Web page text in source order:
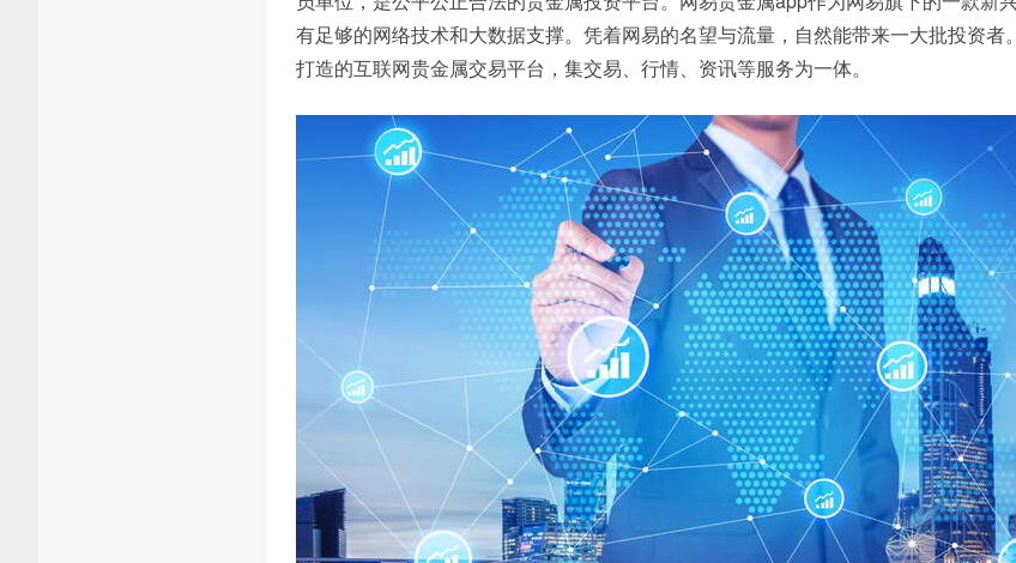
有足够的网络技术和大数据支撑。凭着网易的名望与流量，自然能带来一大批投资者
打造的互联网贵金属交易平台，集交易、行情、资讯等服务为一体。